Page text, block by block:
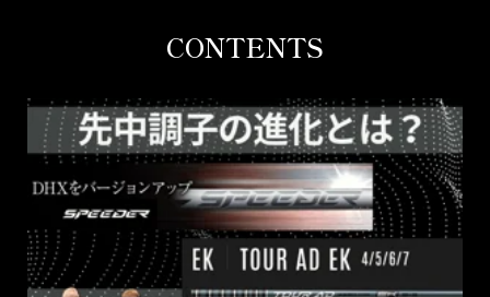
CONTENTS